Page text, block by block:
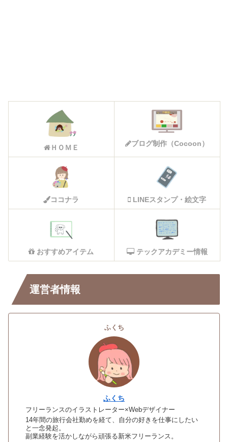
ＨＯＭＥ
ブログ制作（Cocoon）
ココナラ LINEスタンプ・絵文字
おすすめアイテム テックアカデミー情報
運営者情報
ふくち
ふくち
フリーランスのイラストレーター×Webデザイナー
14年間の旅行会社勤めを経て、自分の好きを仕事にしたい
と一念発起。
副業経験を活かしながら頑張る新米フリーランス。